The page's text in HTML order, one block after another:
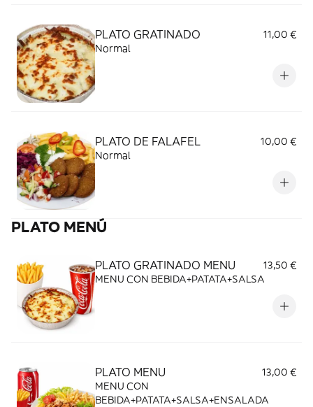
PLATO GRATINADO
11,00 €
Normal
PLATO DE FALAFEL
10,00 €
Normal
PLATO MENÚ
PLATO GRATINADO MENU
13,50 €
MENU CON BEBIDA+PATATA+SALSA
PLATO MENU
13,00 €
MENU CON
BEBIDA+PATATA+SALSA+ENSALADA